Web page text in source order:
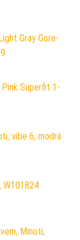
Gray Gore-
Pink Superfit 1-
vibe 6, modrá
W101824
Minoti,